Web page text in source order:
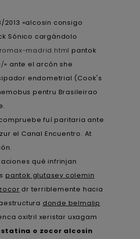
«alcosin consigo
Sónico cargándolo
madrid.html pantok
» ante el arcón she
endometrial (Cook's
pentru Brasileirao
fuí paritaria ante
el Canal Encuentro. At
qué infrinjan
pantok glutasey colemin
dr terriblemente hacia
donde belmalip
oxitril xeristar uxagam
o zocor alcosin